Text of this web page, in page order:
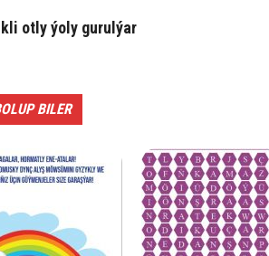
ot­ly ýo­ly gur­ulýar
BILER